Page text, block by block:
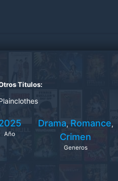
Titulos:
Año
Drama, Romance,
Crimen
Generos